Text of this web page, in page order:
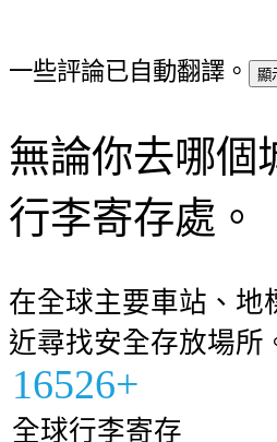
一些評論已自動翻譯。 顯
無論你去哪個
行李寄存處。
在全球主要車站、地
近尋找安全存放場所
16526+
全球行李寄存